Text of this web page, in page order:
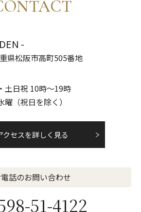
-
県松阪市高町505番地
土日祝 10時～19時
（祝日を除く）
クセスを詳しく見る
話のお問い合わせ
51-4122